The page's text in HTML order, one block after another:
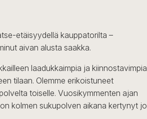
etäisyydellä kauppatorilta –
aivan alusta saakka.
laadukkaimpia ja kiinnostavimpia
tilaan. Olemme erikoistuneet
toiselle. Vuosikymmenten ajan
kolmen sukupolven aikana kertynyt jo